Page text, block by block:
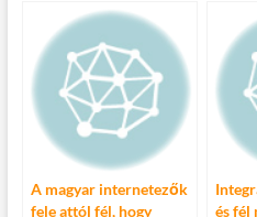
A magyar internetezők
fele attól fél, hogy
és